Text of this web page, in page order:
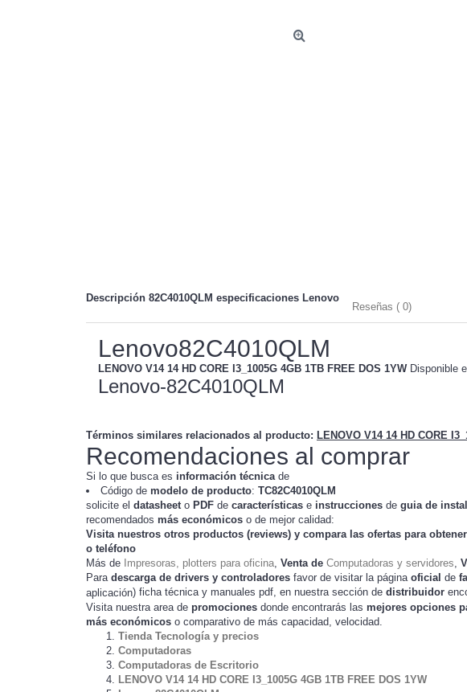
Descripción 82C4010QLM especificaciones Lenovo
Reseñas ( 0)
Lenovo82C4010QLM
LENOVO V14 14 HD CORE I3_1005G 4GB 1TB FREE DOS 1YWDisponible
Lenovo-82C4010QLM
Términos similares relacionados al producto: LENOVO V14 14 HD CORE
Recomendaciones al comprar
Si lo que busca es información técnicade
Código de modelo de producto: TC82C4010QLM
solicite el datasheeto PDF de características e instrucciones de guia de
recomendados más económicos o de mejor calidad:
Visita nuestros otros productos (reviews) y compara las ofertas para
o teléfono
Más de Impresoras, plotters para oficina, Venta de Computadoras y servidores,
Para descarga de drivers y controladores favor de visitar la página oficial de
aplicación) ficha técnica y manuales pdf, en nuestra sección de distribuidor
Visita nuestra area de promociones donde encontrarás las mejores opciones
más económicos o comparativo de más capacidad, velocidad.
Tienda Tecnología y precios
Computadoras
Computadoras de Escritorio
LENOVO V14 14 HD CORE I3_1005G 4GB 1TB FREE DOS 1YW